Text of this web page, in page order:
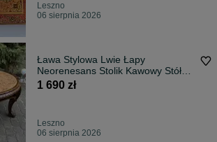
Leszno
06 sierpnia 2026
Ława Stylowa Lwie Łapy
Neorenesans Stolik Kawowy Stół
Marmur Ludwik Po Renowacji
1 690 zł
Leszno
06 sierpnia 2026